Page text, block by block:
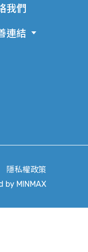
我們
連結
隱私權政策
by MINMAX